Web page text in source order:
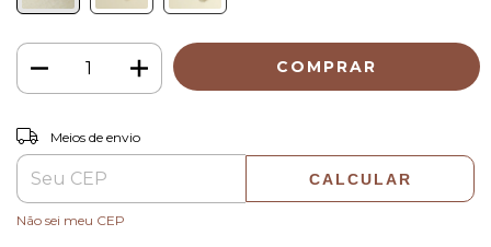
Entregas para o CEP:
Meios de envio
CALCULAR
Não sei meu CEP